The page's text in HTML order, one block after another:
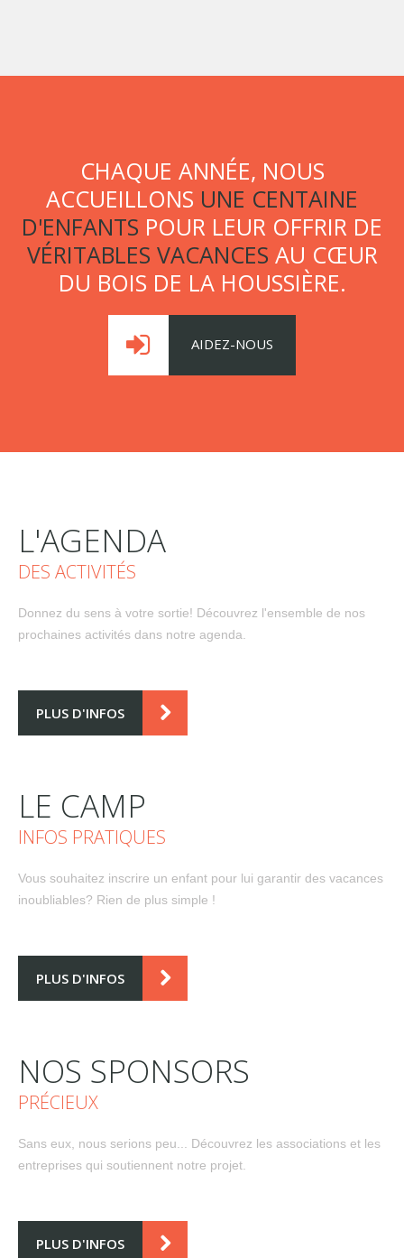
CHAQUE ANNÉE, NOUS
ACCUEILLONS UNE CENTAINE
D'ENFANTS POUR LEUR OFFRIR DE
VÉRITABLES VACANCES AU CŒUR
DU BOIS DE LA HOUSSIÈRE.
AIDEZ-NOUS
L'AGENDA
DES ACTIVITÉS
Donnez du sens à votre sortie! Découvrez l'ensemble de nos
prochaines activités dans notre agenda.
PLUS D'INFOS
LE CAMP
INFOS PRATIQUES
Vous souhaitez inscrire un enfant pour lui garantir des vacances
inoubliables? Rien de plus simple !
PLUS D'INFOS
NOS SPONSORS
PRÉCIEUX
Sans eux, nous serions peu... Découvrez les associations et les
entreprises qui soutiennent notre projet.
PLUS D'INFOS